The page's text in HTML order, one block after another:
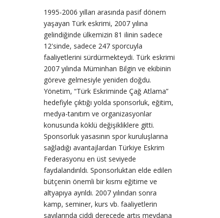
1995-2006 yılları arasında pasif dönem
yaşayan Türk eskrimi, 2007 yılına
gelindiğinde ülkemizin 81 ilinin sadece
12'sinde, sadece 247 sporcuyla
faaliyetlerini sürdürmekteydi. Türk eskrimi
2007 yılında Müminhan Bilgin ve ekibinin
göreve gelmesiyle yeniden doğdu.
Yönetim, “Türk Eskriminde Çağ Atlama”
hedefiyle çıktığı yolda sponsorluk, eğitim,
medya-tanıtım ve organizasyonlar
konusunda köklü değişikliklere gitti.
Sponsorluk yasasının spor kuruluşlarına
sağladığı avantajlardan Türkiye Eskrim
Federasyonu en üst seviyede
faydalandırıldı. Sponsorluktan elde edilen
bütçenin önemli bir kısmı eğitime ve
altyapıya ayrıldı. 2007 yılından sonra
kamp, seminer, kurs vb. faaliyetlerin
sayılarında ciddi derecede artış meydana